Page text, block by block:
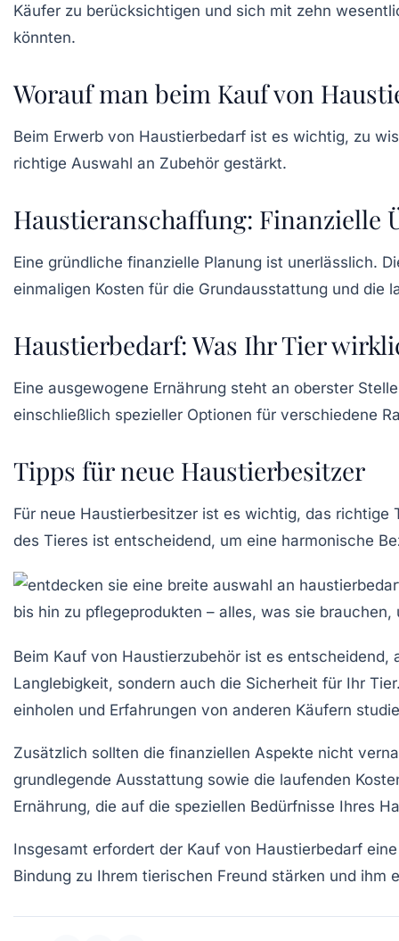
Käufer zu berücksichtigen und sich mit zehn
könnten.
Worauf man beim Kauf von
Beim Erwerb von Haustierbedarf ist es wichtig, zu
richtige Auswahl an Zubehör gestärkt.
Haustieranschaffung: Finanzielle
Eine gründliche finanzielle Planung ist unerlässlich.
einmaligen Kosten für die Grundausstattung und die
Haustierbedarf: Was Ihr Tier
Eine ausgewogene Ernährung steht an oberster
einschließlich spezieller Optionen für verschiedene
Tipps für neue Haustierbesitzer
Für neue Haustierbesitzer ist es wichtig, das richtige
des Tieres ist entscheidend, um eine harmonische
Beim Kauf von Haustierzubehör ist es entscheidend,
Langlebigkeit, sondern auch die Sicherheit für Ihr
einholen und Erfahrungen von anderen Käufern
Zusätzlich sollten die finanziellen Aspekte nicht
grundlegende Ausstattung sowie die laufenden
Ernährung, die auf die speziellen Bedürfnisse Ihres
Insgesamt erfordert der Kauf von Haustierbedarf
Bindung zu Ihrem tierischen Freund stärken und ihm